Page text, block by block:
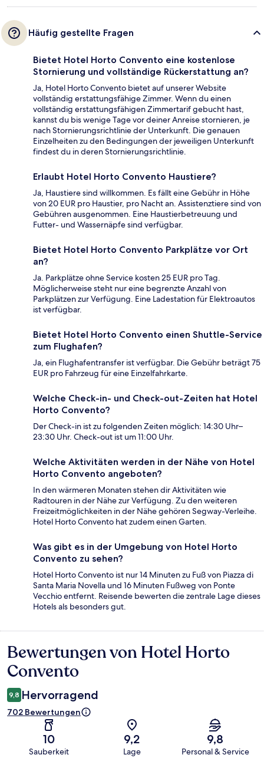
Häufig gestellte Fragen
Bietet Hotel Horto Convento eine kostenlose
Stornierung und vollständige Rückerstattung an?
Ja, Hotel Horto Convento bietet auf unserer Website
vollständig erstattungsfähige Zimmer. Wenn du einen
vollständig erstattungsfähigen Zimmertarif gebucht hast,
kannst du bis wenige Tage vor deiner Anreise stornieren, je
nach Stornierungsrichtlinie der Unterkunft. Die genauen
Einzelheiten zu den Bedingungen der jeweiligen Unterkunft
findest du in deren Stornierungsrichtlinie.
Erlaubt Hotel Horto Convento Haustiere?
Ja, Haustiere sind willkommen. Es fällt eine Gebühr in Höhe
von 20 EUR pro Haustier, pro Nacht an. Assistenztiere sind von
Gebühren ausgenommen. Eine Haustierbetreuung und
Futter- und Wassernäpfe sind verfügbar.
Bietet Hotel Horto Convento Parkplätze vor Ort
an?
Ja. Parkplätze ohne Service kosten 25 EUR pro Tag.
Möglicherweise steht nur eine begrenzte Anzahl von
Parkplätzen zur Verfügung. Eine Ladestation für Elektroautos
ist verfügbar.
Bietet Hotel Horto Convento einen Shuttle-Service
zum Flughafen?
Ja, ein Flughafentransfer ist verfügbar. Die Gebühr beträgt 75
EUR pro Fahrzeug für eine Einzelfahrkarte.
Welche Check-in- und Check-out-Zeiten hat Hotel
Horto Convento?
Der Check-in ist zu folgenden Zeiten möglich: 14:30 Uhr–
23:30 Uhr. Check-out ist um 11:00 Uhr.
Welche Aktivitäten werden in der Nähe von Hotel
Horto Convento angeboten?
In den wärmeren Monaten stehen dir Aktivitäten wie
Radtouren in der Nähe zur Verfügung. Zu den weiteren
Freizeitmöglichkeiten in der Nähe gehören Segway-Verleihe.
Hotel Horto Convento hat zudem einen Garten.
Was gibt es in der Umgebung von Hotel Horto
Convento zu sehen?
Hotel Horto Convento ist nur 14 Minuten zu Fuß von Piazza di
Santa Maria Novella und 16 Minuten Fußweg von Ponte
Vecchio entfernt. Reisende bewerten die zentrale Lage dieses
Hotels als besonders gut.
Bewertungen
Bewertungen von Hotel Horto
Convento
9,8 Hervorragend
702 Bewertungen
10
Sauberkeit
9,2
Lage
9,8
Personal & Service